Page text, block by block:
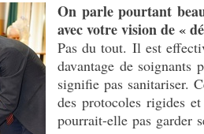
On parle pourtant
avec votre vision de «
Pas du tout. Il est
davantage de soignants
signifie pas sanitariser.
des protocoles rigides
pourrait-elle pas garder